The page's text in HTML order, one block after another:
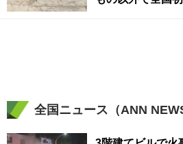
全国ニュース（ANN